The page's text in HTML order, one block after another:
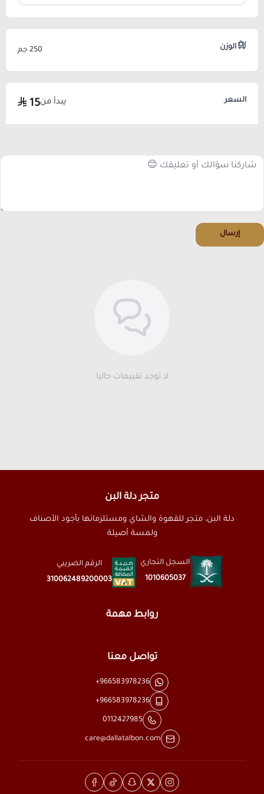
الوزن 250 جم
السعر يبدأ من15
إرسال
لا توجد تقييمات حاليا
متجر دلة البن
دلة البن، متجر للقهوة والشاي ومستلزماتها بأجود الأصناف
ولمسة أصيلة
السجل التجاري
1010605037
الرقم الضريبي
310062489200003
روابط مهمة
تواصل معنا
+966583978236
+966583978236
0112427985
care@dallatalbon.com